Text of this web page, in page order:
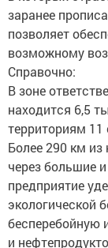
заранее
позволяет
возможному
Справочно:
В зоне
находится 6,5
территориям 11
Более 290 км
через большие
предприятие
экологической
бесперебойную
и